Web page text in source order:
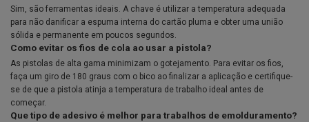
Sim, são ferramentas ideais. A chave é utilizar a temperatura adequada
para não danificar a espuma interna do cartão pluma e obter uma união
sólida e permanente em poucos segundos.
Como evitar os fios de cola ao usar a pistola?
As pistolas de alta gama minimizam o gotejamento. Para evitar os fios,
faça um giro de 180 graus com o bico ao finalizar a aplicação e certifique-
se de que a pistola atinja a temperatura de trabalho ideal antes de
começar.
Que tipo de adesivo é melhor para trabalhos de emolduramento?